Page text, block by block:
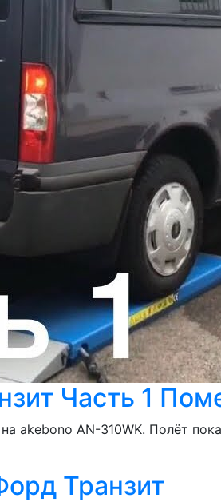
Часть 1
akebono AN-310WK. Полёт
Транзит